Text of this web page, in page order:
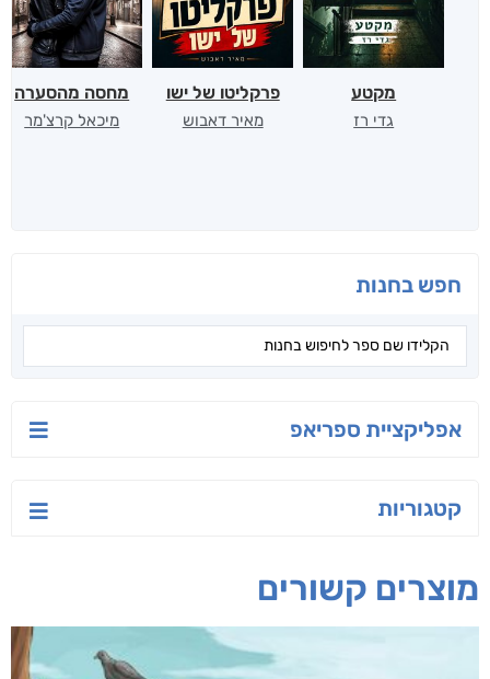
חפש בחנות
אפליקציית ספריאפ
קטגוריות
מקטע
גדי רז
פרקליטו של ישו
מאיר דאבוש
מחסה מהסערה
מיכאל קרצ'מר
מוצרים קשורים